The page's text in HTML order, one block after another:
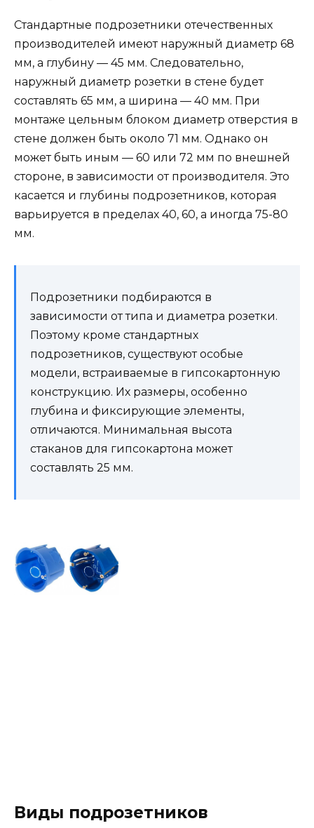
Стандартные подрозетники отечественных
производителей имеют наружный диаметр 68
мм, а глубину — 45 мм. Следовательно,
наружный диаметр розетки в стене будет
составлять 65 мм, а ширина — 40 мм. При
монтаже цельным блоком диаметр отверстия в
стене должен быть около 71 мм. Однако он
может быть иным — 60 или 72 мм по внешней
стороне, в зависимости от производителя. Это
касается и глубины подрозетников, которая
варьируется в пределах 40, 60, а иногда 75-80
мм.
Подрозетники подбираются в
зависимости от типа и диаметра розетки.
Поэтому кроме стандартных
подрозетников, существуют особые
модели, встраиваемые в гипсокартонную
конструкцию. Их размеры, особенно
глубина и фиксирующие элементы,
отличаются. Минимальная высота
стаканов для гипсокартона может
составлять 25 мм.
Виды подрозетников